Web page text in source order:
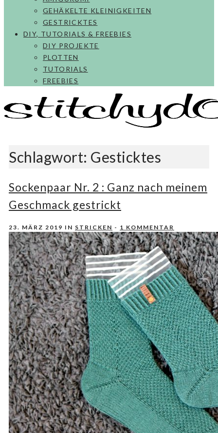
GEHÄKELTE KLEINIGKEITEN
GESTRICKTES
DIY, TUTORIALS & FREEBIES
DIY PROJEKTE
PLOTTEN
TUTORIALS
FREEBIES
stitchydoo
Schlagwort: Gesticktes
Sockenpaar Nr. 2 : Ganz nach meinem
Geschmack gestrickt
23. MÄRZ 2019 IN STRICKEN - 1 KOMMENTAR